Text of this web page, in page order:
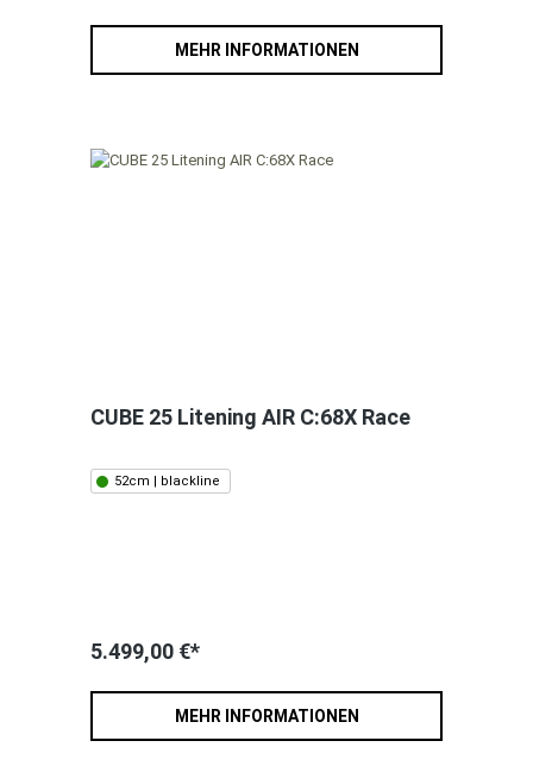
MEHR INFORMATIONEN
CUBE 25 Litening AIR C:68X Race
52cm | blackline
5.499,00 €*
MEHR INFORMATIONEN